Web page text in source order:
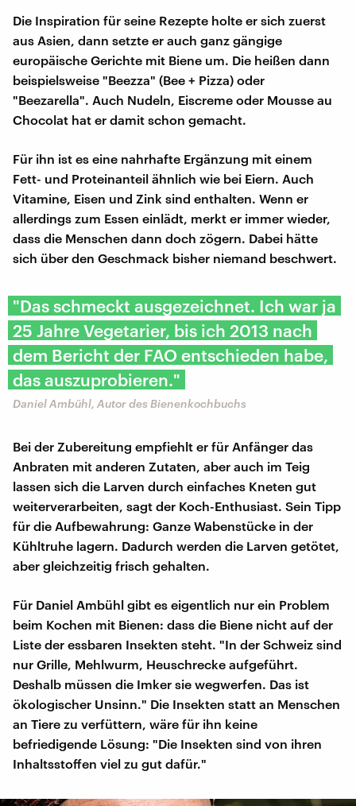
Die Inspiration für seine Rezepte holte er sich zuerst
aus Asien, dann setzte er auch ganz gängige
europäische Gerichte mit Biene um. Die heißen dann
beispielsweise "Beezza" (Bee + Pizza) oder
"Beezarella". Auch Nudeln, Eiscreme oder Mousse au
Chocolat hat er damit schon gemacht.
Für ihn ist es eine nahrhafte Ergänzung mit einem
Fett- und Proteinanteil ähnlich wie bei Eiern. Auch
Vitamine, Eisen und Zink sind enthalten. Wenn er
allerdings zum Essen einlädt, merkt er immer wieder,
dass die Menschen dann doch zögern. Dabei hätte
sich über den Geschmack bisher niemand beschwert.
"Das schmeckt ausgezeichnet. Ich war ja
25 Jahre Vegetarier, bis ich 2013 nach
dem Bericht der FAO entschieden habe,
das auszuprobieren."
Daniel Ambühl, Autor des Bienenkochbuchs
Bei der Zubereitung empfiehlt er für Anfänger das
Anbraten mit anderen Zutaten, aber auch im Teig
lassen sich die Larven durch einfaches Kneten gut
weiterverarbeiten, sagt der Koch-Enthusiast. Sein Tipp
für die Aufbewahrung: Ganze Wabenstücke in der
Kühltruhe lagern. Dadurch werden die Larven getötet,
aber gleichzeitig frisch gehalten.
Für Daniel Ambühl gibt es eigentlich nur ein Problem
beim Kochen mit Bienen: dass die Biene nicht auf der
Liste der essbaren Insekten steht. "In der Schweiz sind
nur Grille, Mehlwurm, Heuschrecke aufgeführt.
Deshalb müssen die Imker sie wegwerfen. Das ist
ökologischer Unsinn." Die Insekten statt an Menschen
an Tiere zu verfüttern, wäre für ihn keine
befriedigende Lösung: "Die Insekten sind von ihren
Inhaltsstoffen viel zu gut dafür."